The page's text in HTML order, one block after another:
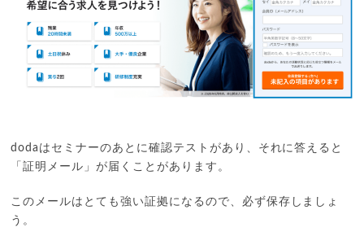
dodaはセミナーのあとに確認テストがあり、それに答えると
「証明メール」が届くことがあります。
このメールはとても強い証拠になるので、必ず保存しましょ
う。